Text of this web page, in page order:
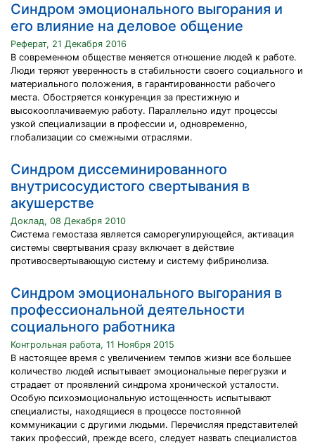
Синдром эмоционального выгорания и
его влияние на деловое общение
Реферат, 21 Декабря 2016
В современном обществе меняется отношение людей к работе.
Люди теряют уверенность в стабильности своего социального и
материального положения, в гарантированности рабочего
места. Обостряется конкуренция за престижную и
высокооплачиваемую работу. Параллельно идут процессы
узкой специализации в профессии и, одновременно,
глобализации со смежными отраслями.
Синдром диссеминированного
внутрисосудистого свертывания в
акушерстве
Доклад, 08 Декабря 2010
Система гемостаза является саморегулирующейся, активация
системы свертывания сразу включает в действие
противосвертывающую систему и систему фибринолиза.
Синдром эмоционального выгорания в
профессиональной деятельности
социального работника
Контрольная работа, 11 Ноября 2015
В настоящее время с увеличением темпов жизни все большее
количество людей испытывает эмоциональные перегрузки и
страдает от проявлений синдрома хронической усталости.
Особую психоэмоциональную истощенность испытывают
специалисты, находящиеся в процессе постоянной
коммуникации с другими людьми. Перечисляя представителей
таких профессий, прежде всего, следует назвать специалистов